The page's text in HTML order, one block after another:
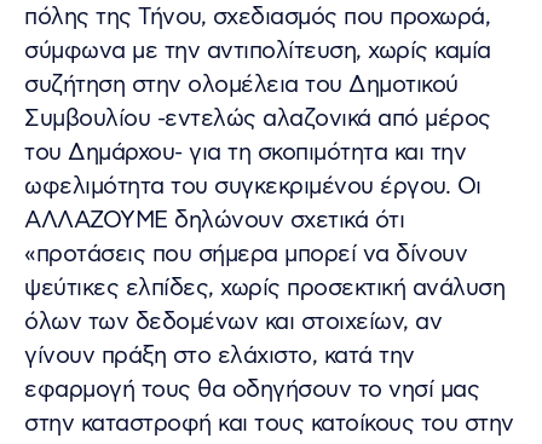
πόλης της Τήνου, σχεδιασμός που προχωρά,
σύμφωνα με την αντιπολίτευση, χωρίς καμία
συζήτηση στην ολομέλεια του Δημοτικού
Συμβουλίου -εντελώς αλαζονικά από μέρος
του Δημάρχου- για τη σκοπιμότητα και την
ωφελιμότητα του συγκεκριμένου έργου. Οι
ΑΛΛΑΖΟΥΜΕ δηλώνουν σχετικά ότι
«προτάσεις που σήμερα μπορεί να δίνουν
ψεύτικες ελπίδες, χωρίς προσεκτική ανάλυση
όλων των δεδομένων και στοιχείων, αν
γίνουν πράξη στο ελάχιστο, κατά την
εφαρμογή τους θα οδηγήσουν το νησί μας
στην καταστροφή και τους κατοίκους του στην